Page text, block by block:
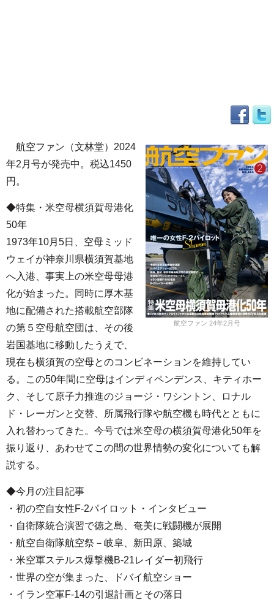
航空ファン 24年2月号
航空ファン（文林堂）2024
年2月号が発売中。税込1450
円。
◆特集・米空母横須賀母港化
50年
1973年10月5日、空母ミッド
ウェイが神奈川県横須賀基地
へ入港、事実上の米空母母港
化が始まった。同時に厚木基
地に配備された搭載航空部隊
の第５空母航空団は、その後
岩国基地に移動したうえで、
現在も横須賀の空母とのコンビネーションを維持してい
る。この50年間に空母はインディペンデンス、キティホー
ク、そして原子力推進のジョージ・ワシントン、ロナル
ド・レーガンと交替、所属飛行隊や航空機も時代とともに
入れ替わってきた。今号では米空母の横須賀母港化50年を
振り返り、あわせてこの間の世界情勢の変化についても解
説する。
◆今月の注目記事
・初の空自女性F-2パイロット・インタビュー
・自衛隊統合演習で徳之島、奄美に戦闘機が展開
・航空自衛隊航空祭－岐阜、新田原、築城
・米空軍ステルス爆撃機B-21レイダー初飛行
・世界の空が集まった、ドバイ航空ショー
・イラン空軍F-14の引退計画とその落日